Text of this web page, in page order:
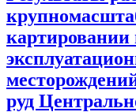
картировании
руд